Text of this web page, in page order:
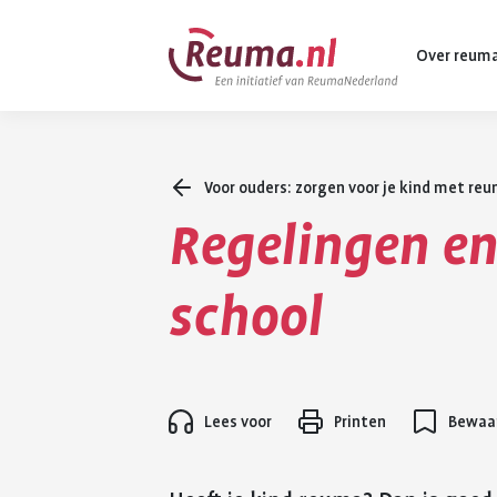
Over
Wat is
Diagnose
Voor ouders: zorgen voor je kind met
Regelingen
school
Lees voor Printen